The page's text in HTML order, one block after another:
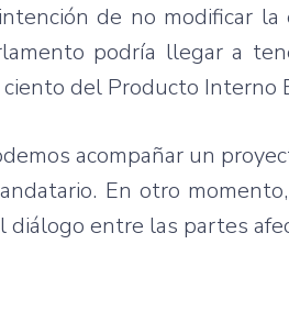
de no modificar la
podría llegar a
del Producto Interno
acompañar un
En otro
diálogo entre las partes